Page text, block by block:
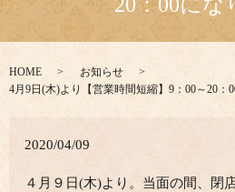
HOME
お知らせ
4月9日(木)より【営業時間短縮】9：00～20：
2020/04/09
４月９日(木)より。当面の間、閉